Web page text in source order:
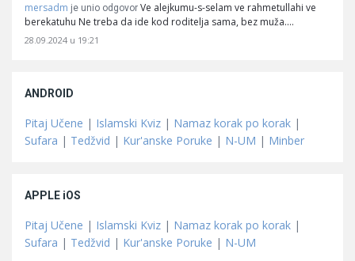
mersadm je unio odgovor Ve alejkumu-s-selam ve rahmetullahi ve
berekatuhu Ne treba da ide kod roditelja sama, bez muža.…
28.09.2024 u 19:21
ANDROID
Pitaj Učene | Islamski Kviz | Namaz korak po korak |
Sufara | Tedžvid | Kur'anske Poruke | N-UM | Minber
APPLE iOS
Pitaj Učene | Islamski Kviz | Namaz korak po korak |
Sufara | Tedžvid | Kur'anske Poruke | N-UM